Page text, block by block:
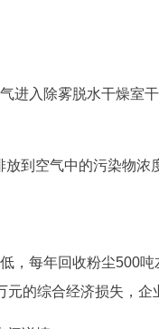
进入除雾脱水干燥室
到空气中的污染物浓
，每年回收粉尘500
的综合经济损失，企